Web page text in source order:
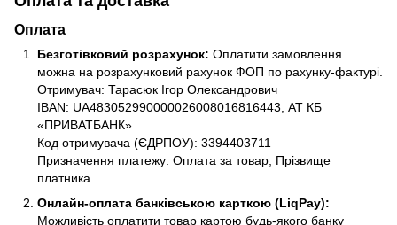
Оплата
Безготівковий розрахунок: Оплатити замовлення
можна на розрахунковий рахунок ФОП по рахунку-фактурі.
Отримувач: Тарасюк Ігор Олександрович
IBAN: UA483052990000026008016816443, АТ КБ
«ПРИВАТБАНК»
Код отримувача (ЄДРПОУ): 3394403711
Призначення платежу: Оплата за товар, Прізвище
платника.
Онлайн-оплата банківською карткою (LiqPay):
Можливість оплатити товар картою будь-якого банку